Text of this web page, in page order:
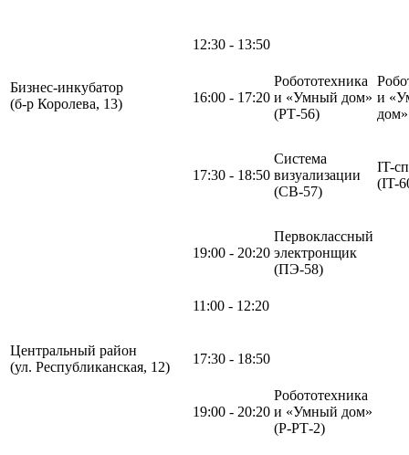
Бизнес-инкубатор
(б-р Королева, 13)
12:30 - 13:50
16:00 - 17:20
Робототехника
и «Умный дом»
(РТ-56)
и
17:30 - 18:50
Система
визуализации
(СВ-57)
IT-
(IT-
19:00 - 20:20
Первоклассный
электронщик
(ПЭ-58)
Центральный район
(ул. Республиканская, 12)
11:00 - 12:20
17:30 - 18:50
19:00 - 20:20
Робототехника
и «Умный дом»
(Р-РТ-2)